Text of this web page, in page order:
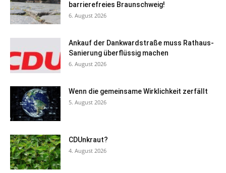
barrierefreies Braunschweig!
6. August 2026
Ankauf der Dankwardstraße muss Rathaus-
Sanierung überflüssig machen
6. August 2026
Wenn die gemeinsame Wirklichkeit zerfällt
5. August 2026
CDUnkraut?
4. August 2026